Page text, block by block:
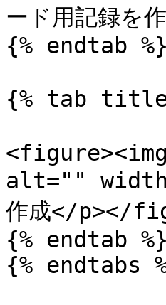
ード用記録
{% endtab %}
{% tab
alt=""
作成</p></
{% endtab %}
{% endtabs